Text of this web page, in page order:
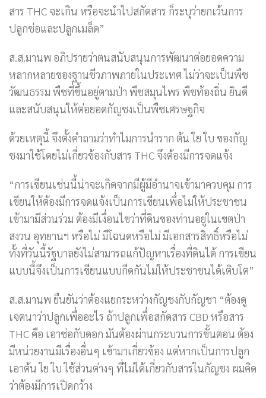
สาร THC จะเกิน หรือจะนำไปสกัดสาร ก็ระบุว่ายกเว้นการ
ปลูกช่อและปลูกเมล็ด”
ส.ส.มานพ อภิปรายว่าตนสนับสนุนการพัฒนาต่อยอดความ
หลากหลายของฐานชีวภาพภายในประเทศ ไม่ว่าจะเป็นพืช
วัฒนธรรม พืชที่ขึ้นอยู่ตามป่า พืชสมุนไพร พืชท้องถิ่น ยินดี
และสนับสนุนให้ต่อยอดกัญชงเป็นพืชเศรษฐกิจ
ด้วยเหตุนี้ จึงตั้งคำถามว่าทำไมการนำราก ต้น ใย ใบ ของกัญ
ชงมาใช้โดยไม่เกี่ยวข้องกับสาร THC จึงต้องมีการจดแจ้ง
“การเขียนเช่นนี้น่าจะเกิดจากมีผู้มีอำนาจเข้ามาควบคุม การ
เขียนให้ต้องมีการจดแจ้งเป็นการเขียนเพื่อไม่ให้ประชาชน
เข้ามามีส่วนร่วม ต้องมีเงื่อนไขว่าที่ดินของท่านอยู่ในเขตป่า
สงวน อุทยานฯ หรือไม่ มีโฉนดหรือไม่ มีเอกสารสิทธิ์หรือไม่
ทั้งที่วันนี้รัฐบาลยังไม่สามารถแก้ปัญหาเรื่องที่ดินได้ การเขียน
แบบนี้จึงเป็นการเขียนแบบกีดกันไม่ให้ประชาชนได้เติบโต”
ส.ส.มานพ ยืนยันว่าต้องแยกระหว่างกัญชงกับกัญชา “ต้องดู
เจตนาว่าปลูกเพื่ออะไร ถ้าปลูกเพื่อสกัดสาร CBD หรือสาร
THC คือ เอาช่อกับดอก มันต้องผ่านกระบวนการขั้นตอน ต้อง
มีหน่วยงานมีเรื่องอื่นๆ เข้ามาเกี่ยวข้อง แต่หากเป็นการปลูก
เอาต้น ใย ใบ ใช้ส่วนต่างๆ ที่ไม่ได้เกี่ยวกับสารในกัญชง ผมคิด
ว่าต้องมีการเปิดกว้าง